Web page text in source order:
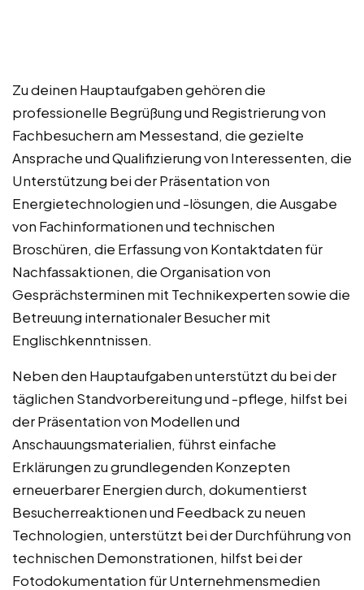
Zu deinen Hauptaufgaben gehören die
professionelle Begrüßung und Registrierung von
Fachbesuchern am Messestand, die gezielte
Ansprache und Qualifizierung von Interessenten, die
Unterstützung bei der Präsentation von
Energietechnologien und -lösungen, die Ausgabe
von Fachinformationen und technischen
Broschüren, die Erfassung von Kontaktdaten für
Nachfassaktionen, die Organisation von
Gesprächsterminen mit Technikexperten sowie die
Betreuung internationaler Besucher mit
Englischkenntnissen.
Neben den Hauptaufgaben unterstützt du bei der
täglichen Standvorbereitung und -pflege, hilfst bei
der Präsentation von Modellen und
Anschauungsmaterialien, führst einfache
Erklärungen zu grundlegenden Konzepten
erneuerbarer Energien durch, dokumentierst
Besucherreaktionen und Feedback zu neuen
Technologien, unterstützt bei der Durchführung von
technischen Demonstrationen, hilfst bei der
Fotodokumentation für Unternehmensmedien